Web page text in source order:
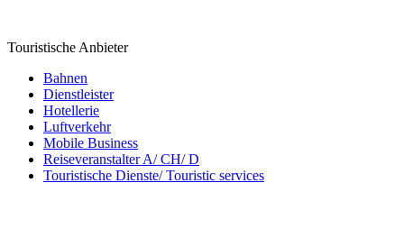
Touristische Anbieter
Bahnen
Dienstleister
Hotellerie
Luftverkehr
Mobile Business
Reiseveranstalter A/ CH/ D
Touristische Dienste/ Touristic services